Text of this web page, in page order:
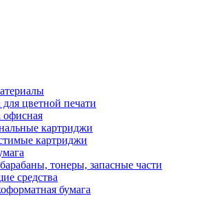
для цветной печати
офисная
картриджи
картриджи
тонеры, запасные части
средства
бумага